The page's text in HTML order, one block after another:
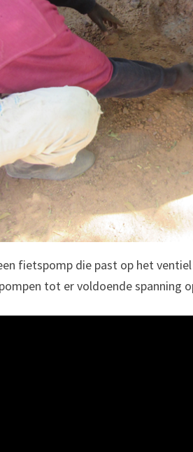
fietspomp die past op het
tot er voldoende spanning